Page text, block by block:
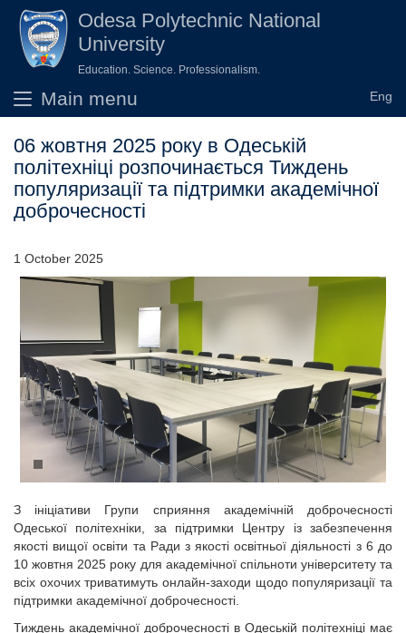
Skip to main contentOdesа Polytechnic National
University
Education. Science. Professionalism.
Main menu
06 жовтня 2025 року в Одеській
політехніці розпочинається Тиждень
популяризації та підтримки академічної
доброчесності
1 October 2025
З ініціативи Групи сприяння академічній доброчесності
Одеської політехніки, за підтримки Центру із забезпечення
якості вищої освіти та Ради з якості освітньої діяльності з 6 до
10 жовтня 2025 року для академічної спільноти університету та
всіх охочих триватимуть онлайн-заходи щодо популяризації та
підтримки академічної доброчесності.
Тиждень академічної доброчесності в Одеській політехніці має